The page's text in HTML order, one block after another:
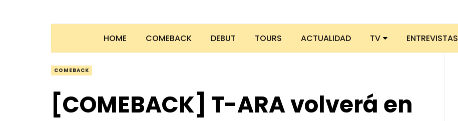
HOME COMEBACK DEBUT TOURS ACTUALIDAD TV ENTREVISTAS
COMEBACK
[COMEBACK] T-ARA volverá en